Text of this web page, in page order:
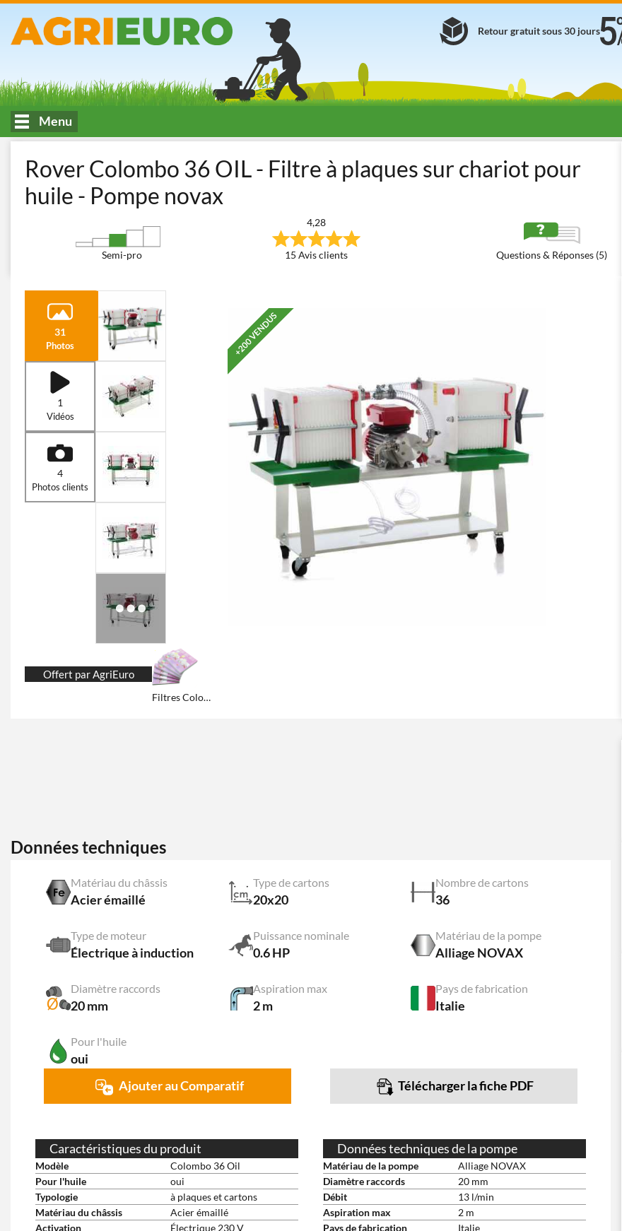
Retour gratuit sous 30 jours
Menu
Rover Colombo 36 OIL - Filtre à plaques sur chariot pour
huile - Pompe novax
Semi-pro
4,28
15 Avis clients Questions & Réponses (5)
31
Photos
1
Vidéos
4
Photos clients
+200 VENDUS
Offert par AgriEuro
Filtres Colombo
Données techniques
Matériau du châssis
Acier émaillé
Type de cartons
20x20
Nombre de cartons
36
Type de moteur
Électrique à induction
Puissance nominale
0.6 HP
Matériau de la pompe
Alliage NOVAX
Diamètre raccords
20 mm
Aspiration max
2 m
Pays de fabrication
Italie
Pour l'huile
oui
Ajouter au Comparatif Télécharger la fiche PDF
Caractéristiques du produit
Modèle
Colombo 36 Oil
Pour l'huile
oui
Typologie
à plaques et cartons
Matériau du châssis
Acier émaillé
Activation
Électrique 230 V
Données techniques de la pompe
Matériau de la pompe
Alliage NOVAX
Diamètre raccords
20 mm
Débit
13 l/min
Aspiration max
2 m
Pays de fabrication
Italie